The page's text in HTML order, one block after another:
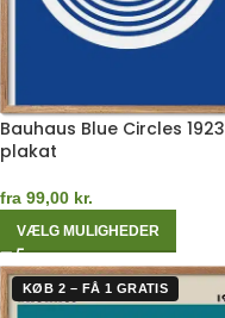
Bauhaus Blue Circles 1923
plakat
fra 99,00 kr.
VÆLG MULIGHEDER
KØB 2 – FÅ 1 GRATIS